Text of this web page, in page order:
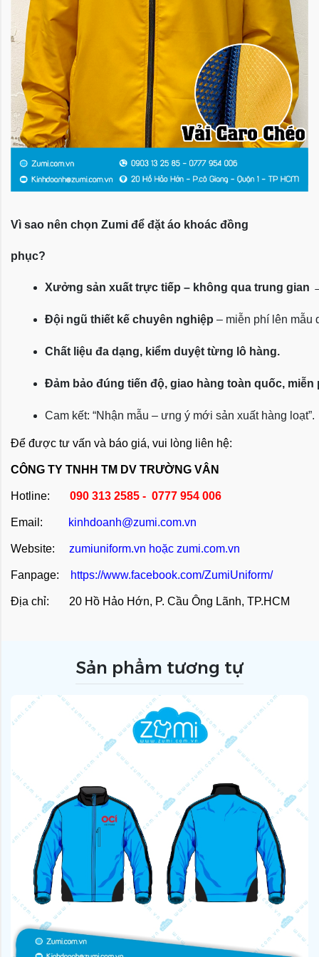
Vì sao nên chọn Zumi để đặt áo khoác đồng
phục?
Xưởng sản xuất trực tiếp – không qua trung gian
Đội ngũ thiết kế chuyên nghiệp – miễn phí lên mẫu
Chất liệu đa dạng, kiểm duyệt từng lô hàng.
Đảm bảo đúng tiến độ, giao hàng toàn quốc, miễn
Cam kết: “Nhận mẫu – ưng ý mới sản xuất hàng loạt”.
Để được tư vấn và báo giá, vui lòng liên hệ:
CÔNG TY TNHH TM DV TRƯỜNG VÂN
Hotline: 090 313 2585 - 0777 954 006
Email: kinhdoanh@zumi.com.vn
Website: zumiuniform.vn hoặc zumi.com.vn
Fanpage: https://www.facebook.com/ZumiUniform/
Địa chỉ: 20 Hồ Hảo Hớn, P. Cầu Ông Lãnh, TP.HCM
Sản phẩm tương tự